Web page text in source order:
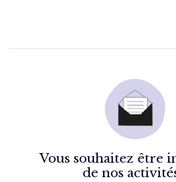
Vous souhaitez être
de nos